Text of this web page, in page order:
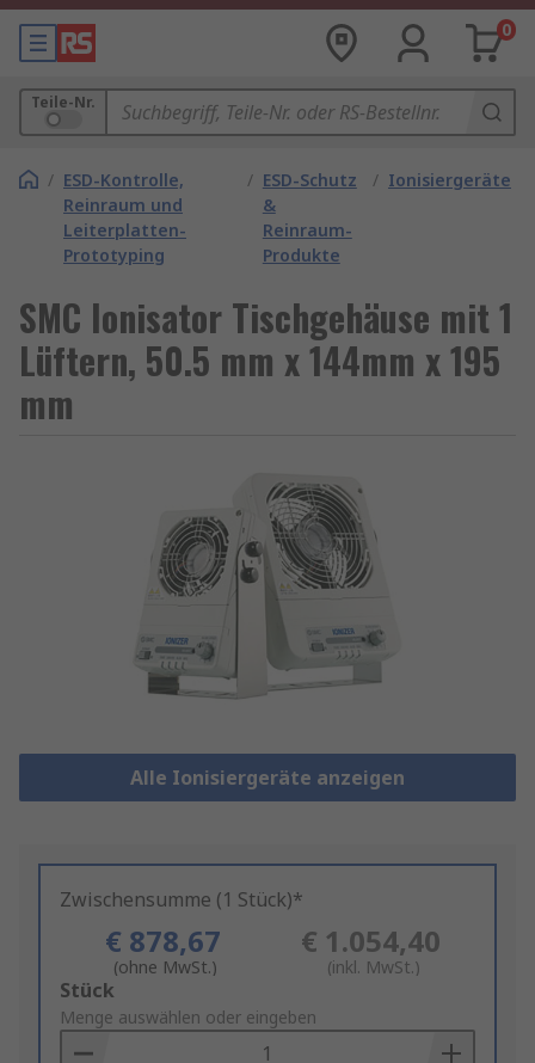
0
Teile-Nr.
/ ESD-Kontrolle,
Reinraum und
Leiterplatten-
Prototyping
/ ESD-Schutz
&
Reinraum-
Produkte
/ Ionisiergeräte
SMC Ionisator Tischgehäuse mit 1
Lüftern, 50.5 mm x 144mm x 195
mm
Alle Ionisiergeräte anzeigen
Zwischensumme (1 Stück)*
€ 878,67
(ohne MwSt.)
€ 1.054,40
(inkl. MwSt.)
Add
to
Basket
Stück
Menge auswählen oder eingeben